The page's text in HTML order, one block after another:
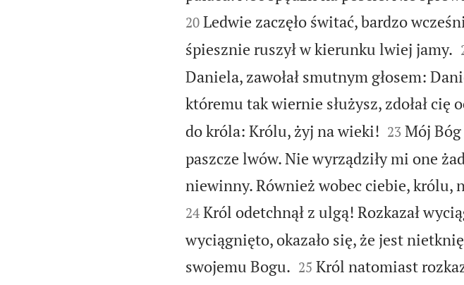
20 Ledwie zaczęło świtać, bardzo
śpiesznie ruszył w kierunku lwiej jamy.
Daniela, zawołał smutnym głosem:
któremu tak wiernie służysz, zdołał cię
do króla: Królu, żyj na wieki!
23 Mój Bóg
paszcze lwów. Nie wyrządziły mi one
niewinny. Również wobec ciebie, królu,
24 Król odetchnął z ulgą! Rozkazał
wyciągnięto, okazało się, że jest
swojemu Bogu.
25 Król natomiast